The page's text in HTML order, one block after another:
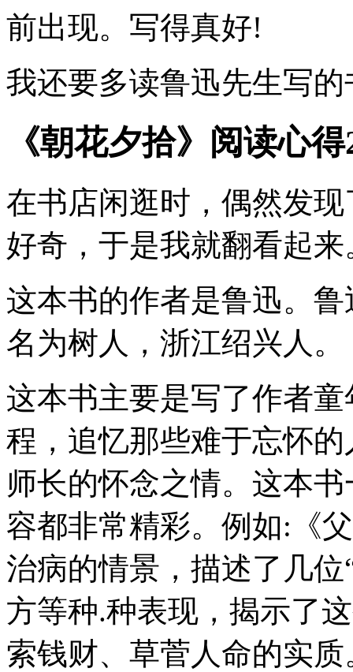
前出现。写得真好!
我还要多读鲁迅先生写
《朝花夕拾》阅读心
在书店闲逛时，偶然发
好奇，于是我就翻看起来
这本书的作者是鲁迅。
名为树人，浙江绍兴人。
这本书主要是写了作者
程，追忆那些难于忘怀
师长的怀念之情。这本
容都非常精彩。例如:《
治病的情景，描述了几
方等种.种表现，揭示了
索钱财、草菅人命的实质